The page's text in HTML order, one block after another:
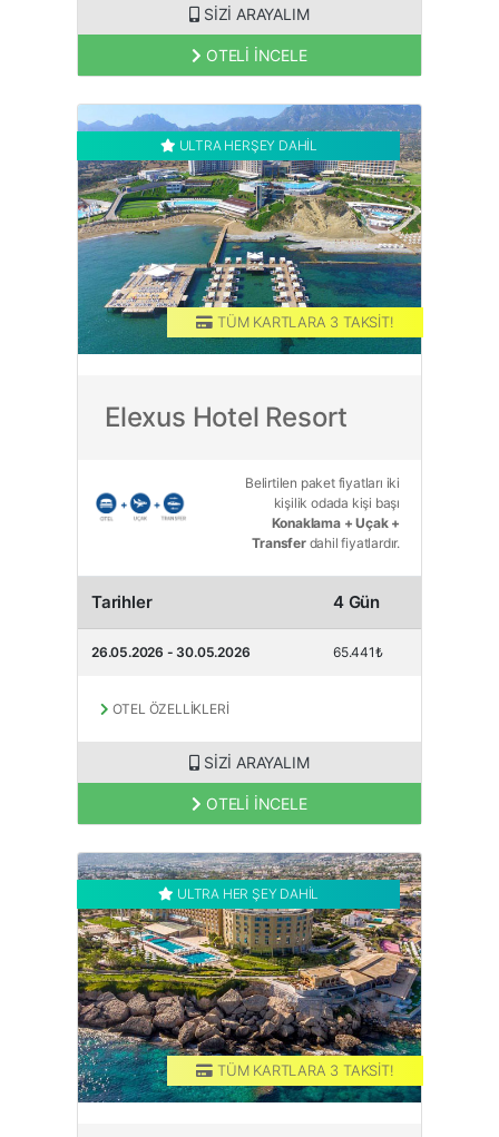
SİZİ ARAYALIM
OTELİ İNCELE
ULTRA HERŞEY DAHİL
TÜM KARTLARA 3 TAKSİT!
Elexus Hotel Resort
Belirtilen paket fiyatları iki
kişilik odada kişi başı
Konaklama + Uçak +
Transferdahil fiyatlardır.
Tarihler 4 Gün
26.05.2026 - 30.05.2026 65.441₺
OTEL ÖZELLİKLERİ
SİZİ ARAYALIM
OTELİ İNCELE
ULTRA HER ŞEY DAHİL
TÜM KARTLARA 3 TAKSİT!